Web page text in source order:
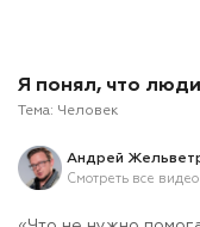
Я понял, что
Тема: Человек
Андрей
Смотреть все видео